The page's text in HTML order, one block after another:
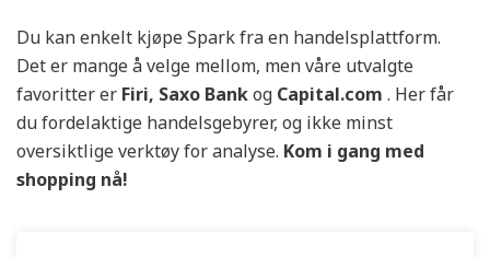
Du kan enkelt kjøpe Spark fra en handelsplattform.
Det er mange å velge mellom, men våre utvalgte
favoritter er Firi, Saxo Bankog Capital.com . Her får
du fordelaktige handelsgebyrer, og ikke minst
oversiktlige verktøy for analyse. Kom i gang med
shopping nå!